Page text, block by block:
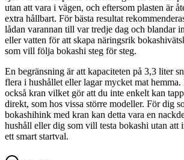
utan att vara i vägen, och eftersom plasten är
extra hållbart. För bästa resultat
lådan varannan till var tredje dag och blandar
eller vatten för att skapa näringsrik
som vill följa bokashi steg för steg.
En begränsning är att kapaciteten på 3,3 liter
flera i hushållet eller lagar mycket mat hemma.
också kran vilket gör att du inte enkelt kan
direkt, som hos vissa större modeller. För dig
bokashihink med kran kan detta vara en
hushåll eller dig som vill testa bokashi utan att
ett smart startval.